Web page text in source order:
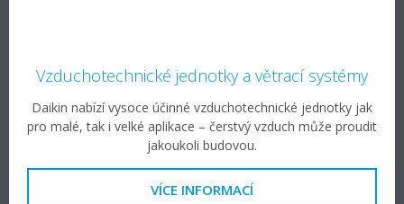
Vzduchotechnické jednotky a větrací systémy
Daikin nabízí vysoce účinné vzduchotechnické jednotky jak
pro malé, tak i velké aplikace – čerstvý vzduch může proudit
jakoukoli budovou.
VÍCE INFORMACÍ